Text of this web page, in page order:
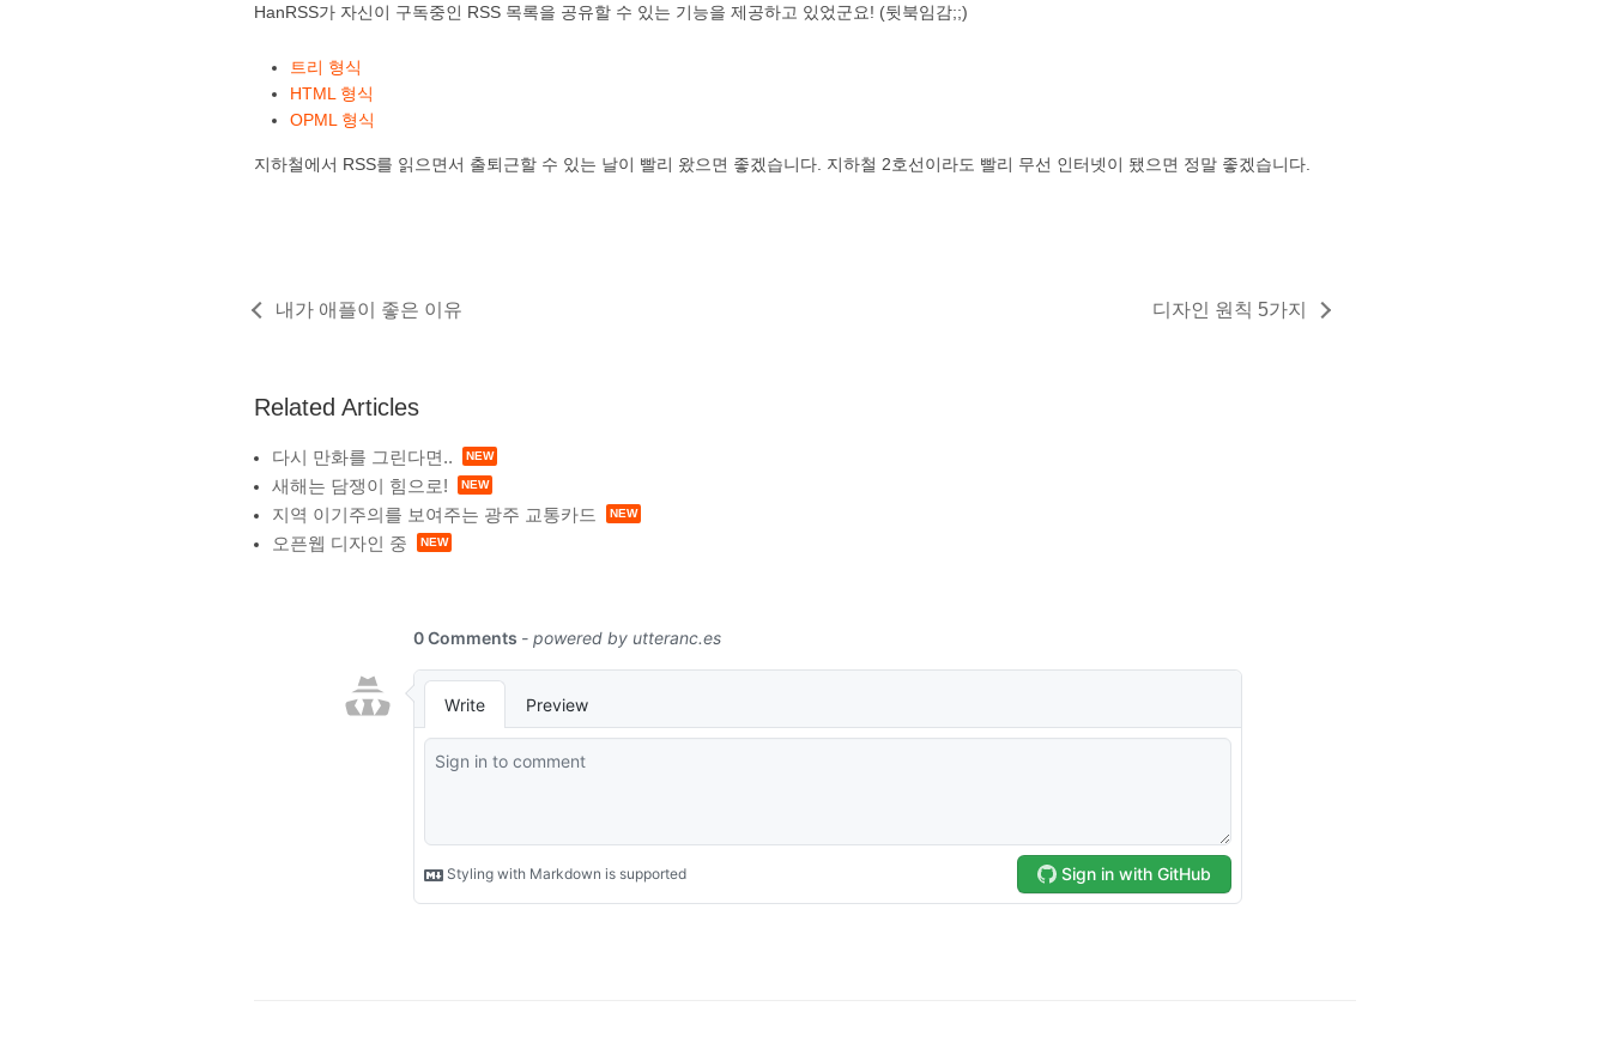
HanRSS가 자신이 구독중인 RSS 목록을 공유할 수 있는 기능을 제공하고 있었군요! (뒷북임감;;)
트리 형식
HTML 형식
OPML 형식
지하철에서 RSS를 읽으면서 출퇴근할 수 있는 날이 빨리 왔으면 좋겠습니다. 지하철 2호선이라도 빨리 무선 인터넷이 됐으면 정말 좋겠습니다.
내가 애플이 좋은 이유 디자인 원칙 5가지
Related Articles
다시 만화를 그린다면..
새해는 담쟁이 힘으로!
지역 이기주의를 보여주는 광주 교통카드
오픈웹 디자인 중